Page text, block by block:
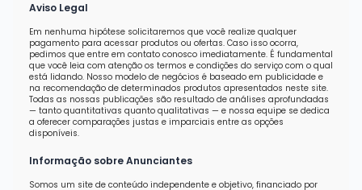
Aviso Legal
Em nenhuma hipótese solicitaremos que você realize qualquer
pagamento para acessar produtos ou ofertas. Caso isso ocorra,
pedimos que entre em contato conosco imediatamente. É fundamental
que você leia com atenção os termos e condições do serviço com o qual
está lidando. Nosso modelo de negócios é baseado em publicidade e
na recomendação de determinados produtos apresentados neste site.
Todas as nossas publicações são resultado de análises aprofundadas
— tanto quantitativas quanto qualitativas — e nossa equipe se dedica
a oferecer comparações justas e imparciais entre as opções
disponíveis.
Informação sobre Anunciantes
Somos um site de conteúdo independente e objetivo, financiado por